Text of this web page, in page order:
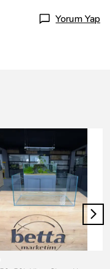
Yorum Yap